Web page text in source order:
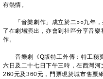
有熱情。
「音樂劇作」成立於二○○九年，
了在劇場演出，亦會到社區分享音
作。
音樂劇《Q版特工外傳：特工秘
六日及二十七日下午三時，在西灣河
260元及360元，門票現於城市售票